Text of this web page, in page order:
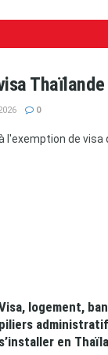
0
l'exemption de visa
logement,
piliers
s’installer en